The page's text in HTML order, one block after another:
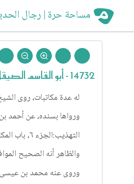
مساحة حرة | رجال
14732 - أبو القاسم الصيقل
له عدة مكاتبات، روى الشيخ
ورواها بسنده، عن أحمد
التهذيب:الجزء ٦، باب المكاسب، الحديث ١٠٧٦، ورواها أيضا في ضمن رواية طويلة، الحديث ١١٠٠، من الباب، وفيه محمد بن عيسى بن عبيد، بدل أحمد بن محمد بن عيسى.
والظاهر أنه الصحيح الموافق للكافي: الجزء ٥، كتاب المعيشة ٢، باب جامع فيما يحل الشراء
وروى عنه محمد بن